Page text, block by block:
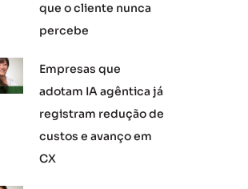
que o cliente nunca
percebe
Empresas que
adotam IA agêntica já
registram redução de
custos e avanço em
CX